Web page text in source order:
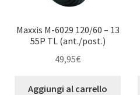
Maxxis M-6029 120/60 – 13
55P TL (ant./post.)
49,95€
Aggiungi al carrello